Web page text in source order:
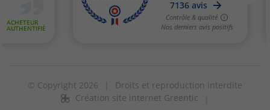
© Copyright 2026 |
Droits et reproduction interdite
Création site internet Greentic
|